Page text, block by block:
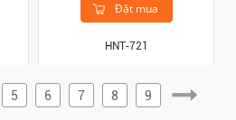
Đặt mua
HNT-721
5 6 7 8 9